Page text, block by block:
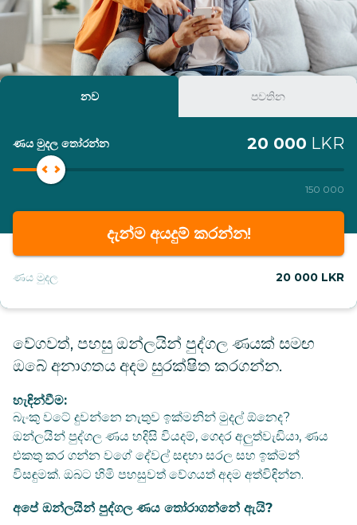
නව පවතින
ණය මුදල තෝරන්න 20 000 LKR
150 000
නව ගනුදෙනුකරුවන් සඳහා ණය වාරික
දැන්ම අයදුම් කරන්න!
ණය මුදල 20 000 LKR
වේගවත්, පහසු ඔන්ලයින් පුද්ගල ණයක් සමඟ
ඔබේ අනාගතය අදම සුරක්ෂිත කරගන්න.
හැඳින්වීම:
බැංකු වටේ දුවන්නෙ නැතුව ඉක්මනින් මුදල් ඕනෙද?
ඔන්ලයින් පුද්ගල ණය හදිසි වියදම්, ගෙදර අලුත්වැඩියා, ණය
එකතු කර ගන්න වගේ දේවල් සඳහා සරල සහ ඉක්මන්
විසඳුමක්. ඔබට හිමි පහසුවත් වේගයත් අදම අත්විඳින්න.
අපේ ඔන්ලයින් පුද්ගල ණය තෝරාගන්නේ ඇයි?